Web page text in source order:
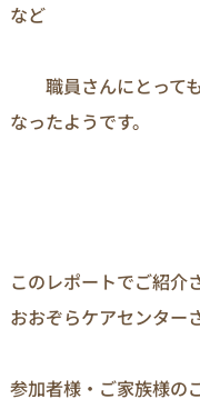
など
職員さんにとっても
なったようです。
このレポートでご紹介
おおぞらケアセンター
参加者様・ご家族様の